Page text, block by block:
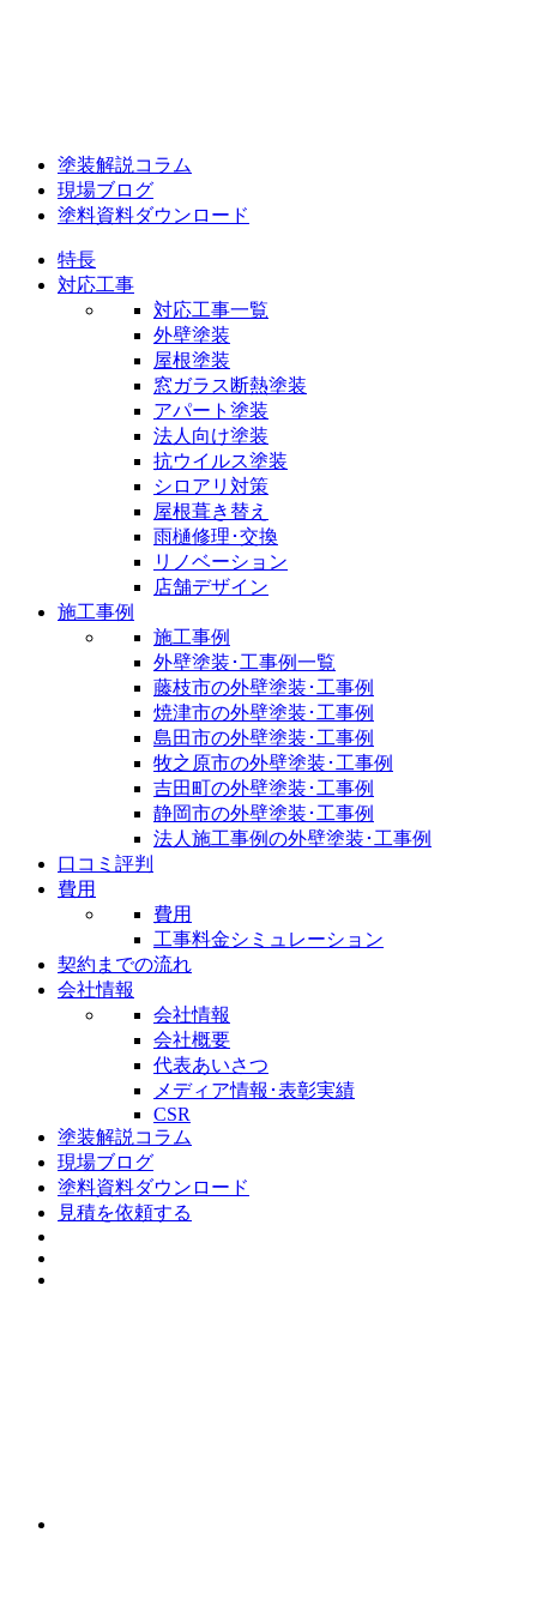
塗装解説コラム
現場ブログ
塗料資料ダウンロード
特長
対応工事
対応工事一覧
外壁塗装
屋根塗装
窓ガラス断熱塗装
アパート塗装
法人向け塗装
抗ウイルス塗装
シロアリ対策
屋根葺き替え
雨樋修理･交換
リノベーション
店舗デザイン
施工事例
施工事例
外壁塗装･工事例一覧
藤枝市の外壁塗装･工事例
焼津市の外壁塗装･工事例
島田市の外壁塗装･工事例
牧之原市の外壁塗装･工事例
吉田町の外壁塗装･工事例
静岡市の外壁塗装･工事例
法人施工事例の外壁塗装･工事例
口コミ評判
費用
費用
工事料金シミュレーション
契約までの流れ
会社情報
会社情報
会社概要
代表あいさつ
メディア情報･表彰実績
CSR
塗装解説コラム
現場ブログ
塗料資料ダウンロード
見積を依頼する